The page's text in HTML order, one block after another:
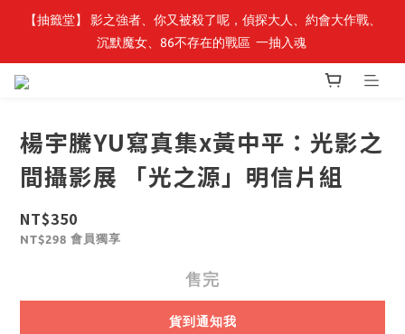
【轉生史萊姆】系列書展🌟系列小說 79 折，滿$389送「完節紀念
明信片組」
【抽籤堂】 影之強者、你又被殺了呢，偵探大人、約會大作戰、
沉默魔女、86不存在的戰區  一抽入魂
【轉生史萊姆】系列書展🌟系列小說 79 折，滿$389送「完節紀念
楊宇騰YU寫真集x黃中平：光影之
間攝影展 「光之源」明信片組
NT$350
NT$298 會員獨享
售完
貨到通知我